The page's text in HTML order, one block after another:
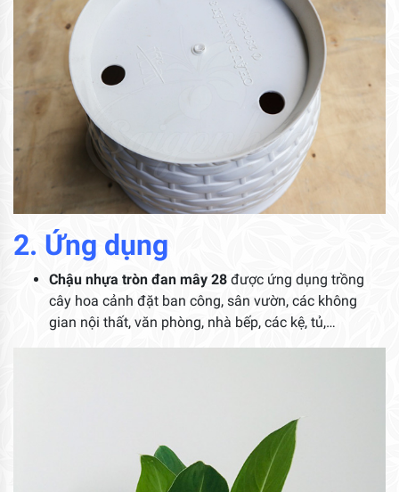
2. Ứng dụng
Chậu nhựa tròn đan mây 28 được ứng dụng trồng
cây hoa cảnh đặt ban công, sân vườn, các không
gian nội thất, văn phòng, nhà bếp, các kệ, tủ,…